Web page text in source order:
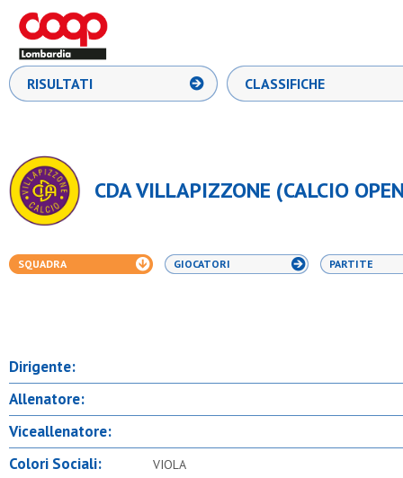
RISULTATI CLASSIFICHE
CDA VILLAPIZZONE (CALCIO
SQUADRA GIOCATORI PARTITE
Dirigente:
Allenatore:
Viceallenatore:
Colori Sociali:
VIOLA